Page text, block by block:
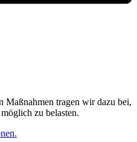
tragen wir dazu bei,
zu belasten.